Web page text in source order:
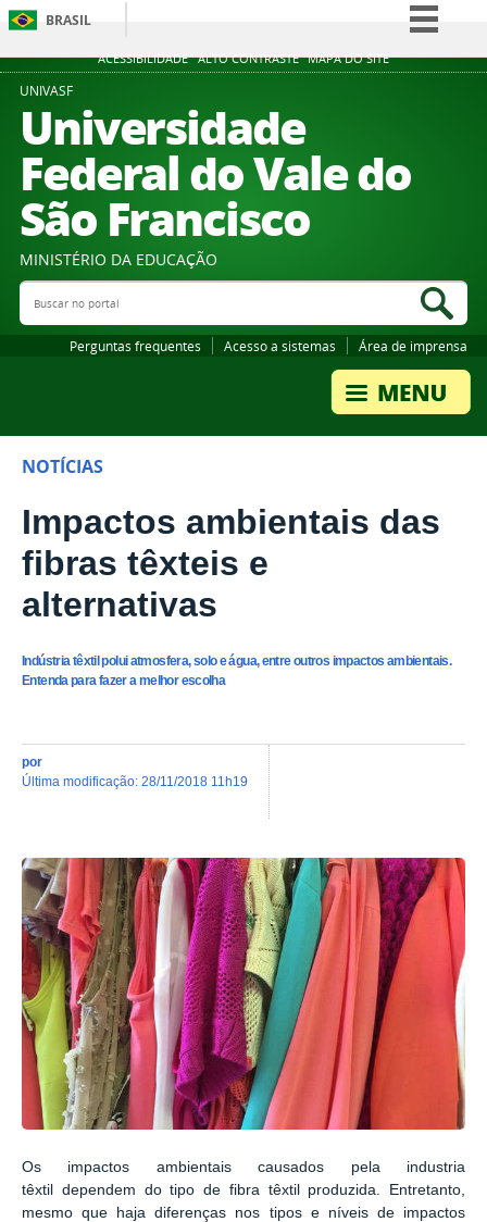
ACESSIBILIDADE ALTO CONTRASTE MAPA DO SITE
BRASIL
Simplifique!
Acesso à informação
Legislação
UNIVASF
Universidade
Federal do Vale do
São Francisco
MINISTÉRIO DA EDUCAÇÃO
Buscar no portal
Perguntas frequentes Acesso a sistemas Área de imprensa
NOTÍCIAS
Impactos ambientais das
fibras têxteis e
alternativas
Indústria têxtil polui atmosfera, solo e água, entre outros impactos ambientais.
Entenda para fazer a melhor escolha
por
última modificação: 28/11/2018 11h19
Os impactos ambientais causados pela industria
têxtil dependem do tipo de fibra têxtil produzida. Entretanto,
mesmo que haja diferenças nos tipos e níveis de impactos